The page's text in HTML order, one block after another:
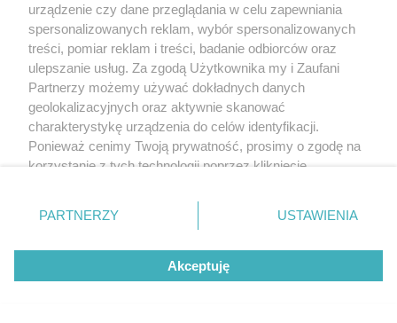
urządzenie czy dane przeglądania w celu zapewniania
spersonalizowanych reklam, wybór spersonalizowanych
treści, pomiar reklam i treści, badanie odbiorców oraz
ulepszanie usług. Za zgodą Użytkownika my i Zaufani
Partnerzy możemy używać dokładnych danych
geolokalizacyjnych oraz aktywnie skanować
charakterystykę urządzenia do celów identyfikacji.
Ponieważ cenimy Twoją prywatność, prosimy o zgodę na
korzystanie z tych technologii poprzez kliknięcie
zmienić/wycofać klikając przycisk ustawień prywatności
znajdujący się w lewym dolnym rogu strony
rodzaje przetwarzania danych nie wymagają zgody
użytkownika, ale masz prawo sprzeciwić się takiemu
przetwarzaniu. Preferencje będą miały zastosowanie tylko
PARTNERZY USTAWIENIA
Akceptuję